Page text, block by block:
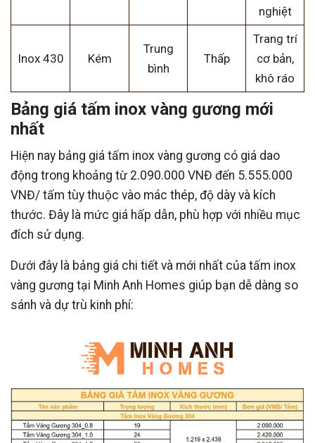
nghiệt
Inox 430 Kém
Trung
bình
Thấp
Trang trí
cơ bản,
khô ráo
Bảng giá tấm inox vàng gương mới
nhất
Hiện nay bảng giá tấm inox vàng gương có giá dao
động trong khoảng từ 2.090.000 VNĐ đến 5.555.000
VNĐ/ tấm tùy thuộc vào mác thép, độ dày và kích
thước. Đây là mức giá hấp dẫn, phù hợp với nhiều mục
đích sử dụng.
Dưới đây là bảng giá chi tiết và mới nhất của tấm inox
vàng gương tại Minh Anh Homes giúp bạn dễ dàng so
sánh và dự trù kinh phí: